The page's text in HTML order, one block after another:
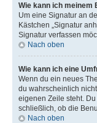
Wie kann ich meinem
Um eine Signatur an
Kästchen „Signatur
Signatur verfassen
Nach oben
Wie kann ich eine
Wenn du ein neues
du wahrscheinlich
eigenen Zeile steht.
schließlich, ob die
Nach oben